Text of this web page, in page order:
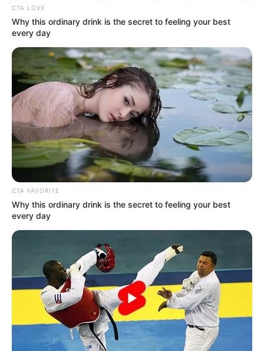
Andar por barrio de
Ciudad Bolívar se volvió un
calvario por desorden de
contratos
CARGAR MÁS
TEMAS DESTACADOS
EMERGENCIAS POR LLUVIAS
FUERTES LLUVIAS
VIA AL LLANO
LIGA BETPLAY
METRO DE MEDELLÍN
CORTES DE LUZ
CORTES DE AGUA
FENÓMENO DEL NIÑO
CTA LOVE
Why this ordinary drink is the secret to feeling your best
every day
CTA FAVORITE
Why this ordinary drink is the secret to feeling your best
every day